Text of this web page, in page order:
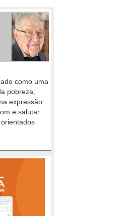
como uma
pobreza,
expressão
e salutar